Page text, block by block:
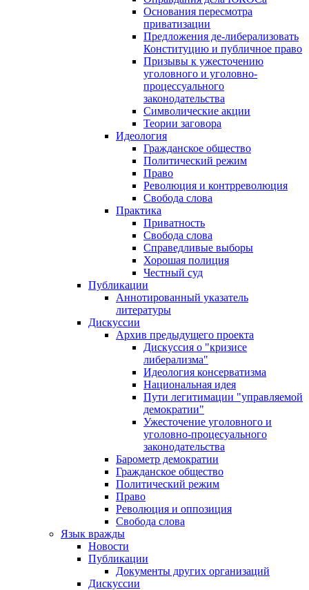
Основания пересмотра
приватизации
Предложения де-либерализовать
Конституцию и публичное право
Призывы к ужесточению
уголовного и уголовно-
процессуального
законодательства
Символические акции
Теории заговора
Идеология
Гражданское общество
Политический режим
Право
Революция и контрреволюция
Свобода слова
Практика
Приватность
Свобода слова
Справедливые выборы
Хорошая полиция
Честный суд
Публикации
Аннотированный указатель
литературы
Дискуссии
Архив предыдущего проекта
Дискуссия о "кризисе
либерализма"
Идеология консерватизма
Национальная идея
Пути легитимации "управляемой
демократии"
Ужесточение уголовного и
уголовно-процесуального
законодательства
Барометр демократии
Гражданское общество
Политический режим
Право
Революция и оппозиция
Свобода слова
Язык вражды
Новости
Публикации
Документы других организаций
Дискуссии